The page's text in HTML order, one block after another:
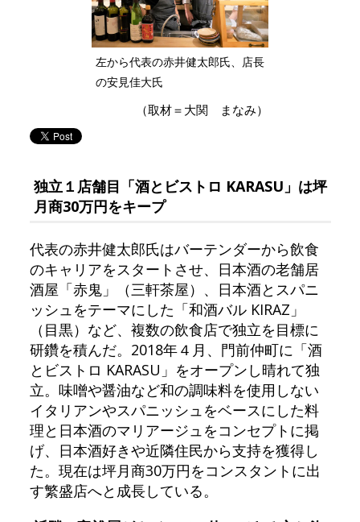
左から代表の赤井健太郎氏、店長
の安見佳大氏
（取材＝大関 まなみ）
独立１店舗目「酒とビストロ KARASU」は坪
月商30万円をキープ
代表の赤井健太郎氏はバーテンダーから飲食
のキャリアをスタートさせ、日本酒の老舗居
酒屋「赤鬼」（三軒茶屋）、日本酒とスパニ
ッシュをテーマにした「和酒バル KIRAZ」
（目黒）など、複数の飲食店で独立を目標に
研鑽を積んだ。2018年４月、門前仲町に「酒
とビストロ KARASU」をオープンし晴れて独
立。味噌や醤油など和の調味料を使用しない
イタリアンやスパニッシュをベースにした料
理と日本酒のマリアージュをコンセプトに掲
げ、日本酒好きや近隣住民から支持を獲得し
た。現在は坪月商30万円をコンスタントに出
す繁盛店へと成長している。